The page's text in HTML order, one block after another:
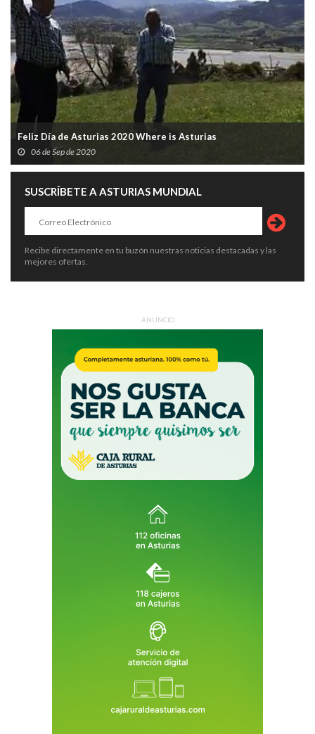
Feliz Día de Asturias 2020 Where is Asturias
06 de Sep de 2020
SUSCRÍBETE A ASTURIAS MUNDIAL
Recibe directamente en tu buzón nuestras noticias destacadas y las
mejores ofertas.
ANUNCIO